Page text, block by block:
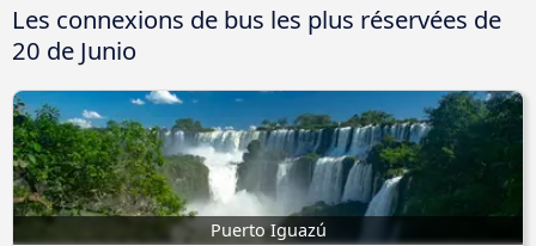
Les connexions de bus les plus réservées de
20 de Junio
Puerto Iguazú